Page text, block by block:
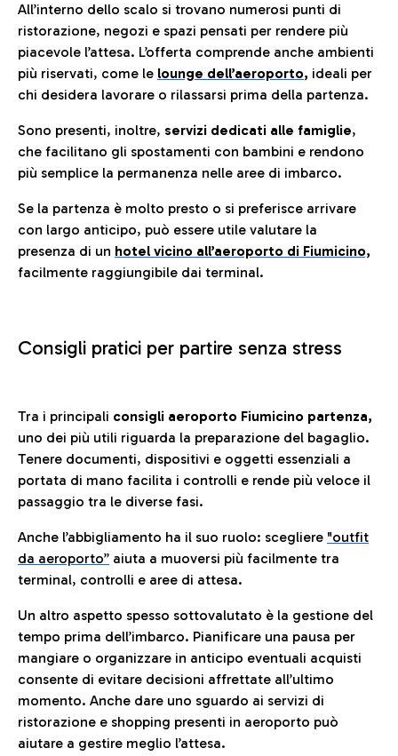
All’interno dello scalo si trovano numerosi punti di
ristorazione, negozi e spazi pensati per rendere più
piacevole l’attesa. L’offerta comprende anche ambienti
più riservati, come le lounge dell’aeroporto, ideali per
chi desidera lavorare o rilassarsi prima della partenza.
Sono presenti, inoltre, servizi dedicati alle famiglie,
che facilitano gli spostamenti con bambini e rendono
più semplice la permanenza nelle aree di imbarco.
Se la partenza è molto presto o si preferisce arrivare
con largo anticipo, può essere utile valutare la
presenza di un hotel vicino all’aeroporto di Fiumicino,
facilmente raggiungibile dai terminal.
Consigli pratici per partire senza stress
Tra i principali consigli aeroporto Fiumicino partenza,
uno dei più utili riguarda la preparazione del bagaglio.
Tenere documenti, dispositivi e oggetti essenziali a
portata di mano facilita i controlli e rende più veloce il
passaggio tra le diverse fasi.
Anche l’abbigliamento ha il suo ruolo: scegliere "outfit
da aeroporto” aiuta a muoversi più facilmente tra
terminal, controlli e aree di attesa.
Un altro aspetto spesso sottovalutato è la gestione del
tempo prima dell’imbarco. Pianificare una pausa per
mangiare o organizzare in anticipo eventuali acquisti
consente di evitare decisioni affrettate all’ultimo
momento. Anche dare uno sguardo ai servizi di
ristorazione e shopping presenti in aeroporto può
aiutare a gestire meglio l’attesa.